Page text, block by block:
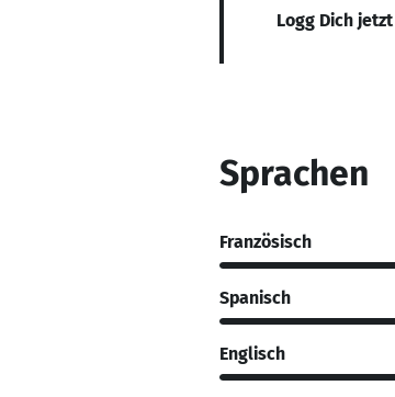
Logg Dich
Sprachen
Französisch
Spanisch
Englisch